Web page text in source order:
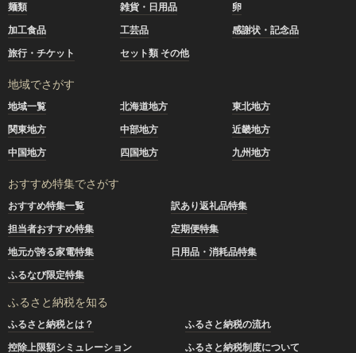
麺類
雑貨・日用品
卵
加工食品
工芸品
感謝状・記念品
旅行・チケット
セット類 その他
地域でさがす
地域一覧 北海道地方
東北地方
関東地方
中部地方
近畿地方
中国地方
四国地方 九州地方
おすすめ特集でさがす
おすすめ特集一覧
訳あり返礼品特集
担当者おすすめ特集
定期便特集
地元が誇る家電特集
日用品・消耗品特集
ふるなび限定特集
ふるさと納税を知る
ふるさと納税とは？
ふるさと納税の流れ
控除上限額シミュレーション
ふるさと納税制度について